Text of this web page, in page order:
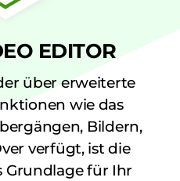
EDITOR
über erweiterte
wie das
Bildern,
verfügt, ist die
Grundlage für Ihr